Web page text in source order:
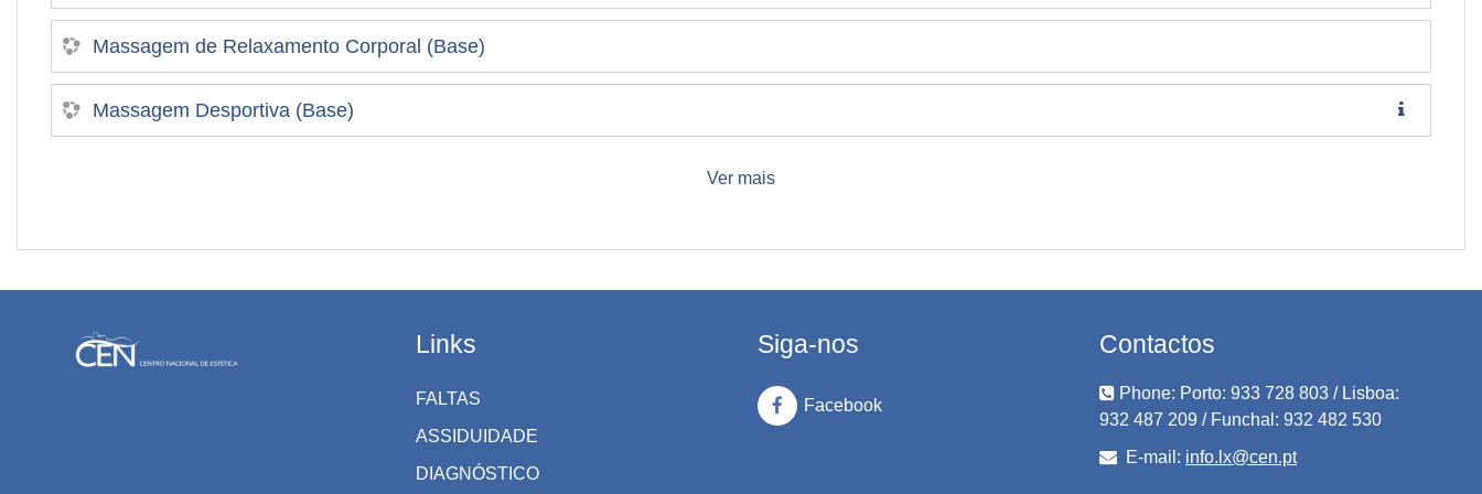
Massagem de Relaxamento Corporal (Base)
Massagem Desportiva (Base)
Ver mais
Links
FALTAS
ASSIDUIDADE
DIAGNÓSTICO
Siga-nos
Facebook
Contactos
Phone: Porto: 933 728 803 / Lisboa:
932 487 209 / Funchal: 932 482 530
E-mail: info.lx@cen.pt